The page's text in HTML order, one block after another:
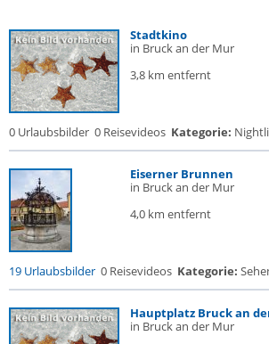
Stadtkino
in Bruck an der Mur
3,8 km entfernt
0 Urlaubsbilder 0 Reisevideos Kategorie:
Eiserner Brunnen
in Bruck an der Mur
4,0 km entfernt
19 Urlaubsbilder 0 Reisevideos Kategorie:
Hauptplatz Bruck an
in Bruck an der Mur